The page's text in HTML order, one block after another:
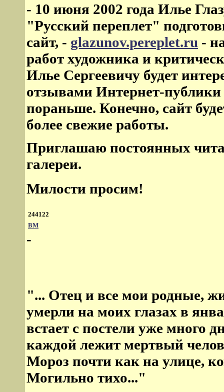
- 10 июня 2002 года Илье
"Русский переплет"
сайт, - glazunov.pereplet.ru -
работ художника и
Илье Сергеевичу будет
отзывами Интернет-
пораньше. Конечно, сайт
более свежие работы.
Приглашаю постоянных
галереи.
Милости просим!
244122
ВМ
-
"... Отец и все мои родные,
умерли на моих глазах в
встает с постели уже много
каждой лежит мертвый
Мороз почти как на улице,
Могильно тихо..."